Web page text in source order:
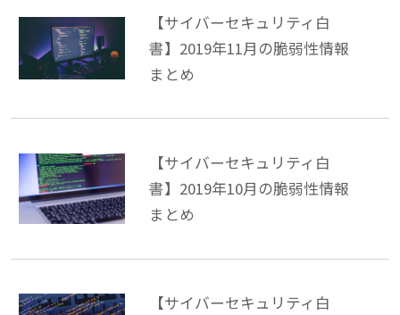
【サイバーセキュリティ白
書】2019年11月の脆弱性情報
まとめ
【サイバーセキュリティ白
書】2019年10月の脆弱性情報
まとめ
【サイバーセキュリティ白